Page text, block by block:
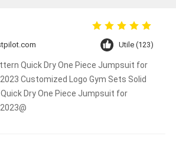
Utile (123)
Quick Dry One Piece Jumpsuit for
Customized Logo Gym Sets Solid
Dry One Piece Jumpsuit for